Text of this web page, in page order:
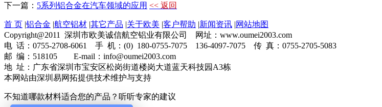
下一篇： 5系列铝合金在汽车领域的应用 << 返回
首 页 |铝合金 |航空铝材 |其它产品 |关于欧美 |客户帮助 |新闻资讯 |网站地图
Copyright@2011 深圳市欧美诚信航空铝业有限公司 网址：www.oumei2003.com
电 话：0755-2708-6061 手 机：(0) 180-0755-7075 136-4097-7075 传 真：0755-2705-5083
邮 编：518105 E-mail：info@oumei2003.com
地 址：广东省深圳市宝安区松岗街道楼岗大道蓝天科技园A3栋
本网站由深圳易网拓提供技术维护与支持
不知道哪款材料适合您的产品？听听专家的建议